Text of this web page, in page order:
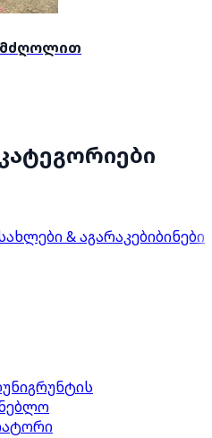
მძღოლით
& აგარაკებიბინები
გრუნტის